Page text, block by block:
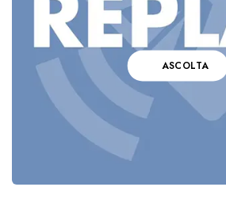
ASCOLTA